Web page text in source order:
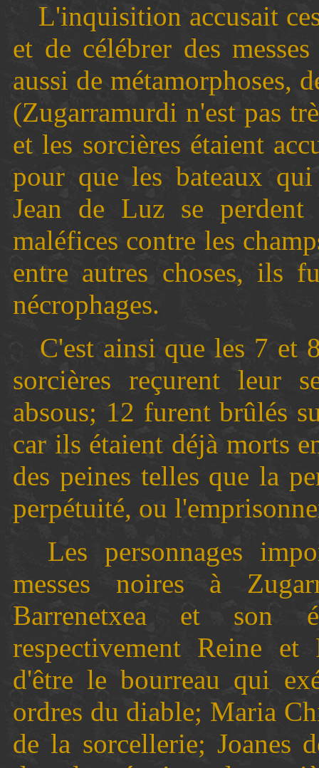
L'inquisition accusait
et de célébrer des
aussi de métamorphoses,
(Zugarramurdi n'est pas
et les sorcières étaient
pour que les bateaux
Jean de Luz se perdent
maléfices contre les
entre autres choses, ils
nécrophages.
C'est ainsi que les 7 et
sorcières reçurent leur
absous; 12 furent brûlés
car ils étaient déjà morts
des peines telles que la
perpétuité, ou
Les personnages
messes noires à
Barrenetxea et son
respectivement Reine
d'être le bourreau qui
ordres du diable; Maria
de la sorcellerie; Joanes